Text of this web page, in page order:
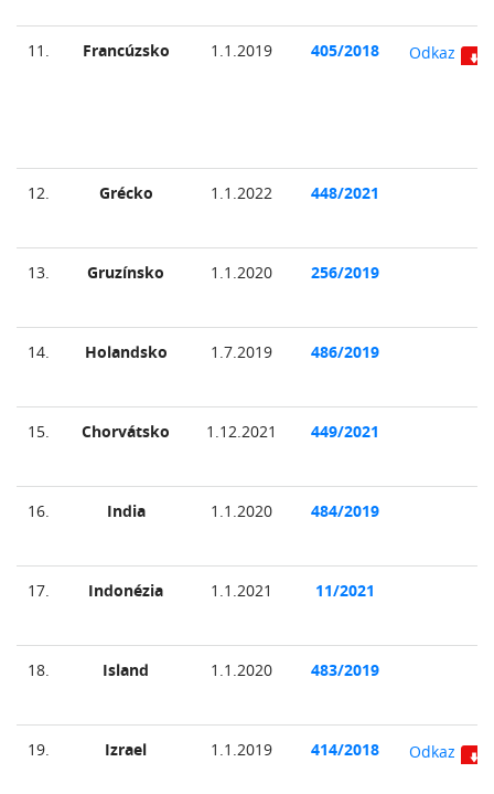
11. Francúzsko 1.1.2019 405/2018 Odkaz
12. Grécko 1.1.2022 448/2021
13. Gruzínsko 1.1.2020 256/2019
14. Holandsko 1.7.2019 486/2019
15. Chorvátsko 1.12.2021 449/2021
16. India 1.1.2020 484/2019
17. Indonézia 1.1.2021 11/2021
18. Island 1.1.2020 483/2019
19. Izrael 1.1.2019 414/2018 Odkaz